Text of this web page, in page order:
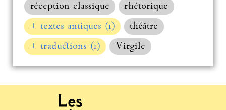
réception classique
rhétorique
+ textes antiques (1)
théâtre
+ traductions (1)
Virgile